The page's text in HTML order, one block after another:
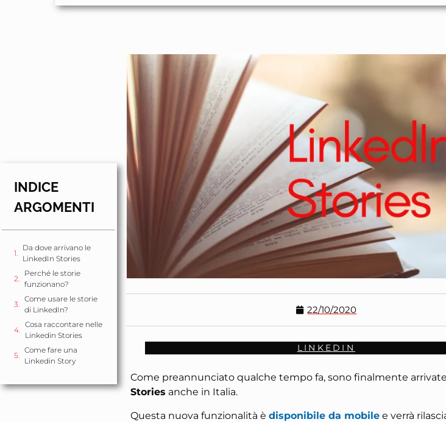
INDICE
ARGOMENTI
Da dove arrivano le
LinkedIn Stories
Perché le storie
funzionano?
Come usare le storie
di LinkedIn?
Cosa raccontare nelle
Linkedin Stories
Come fare una
Linkedin Story
22/10/2020
LINKEDIN
Come preannunciato qualche tempo fa, sono finalmente
Stories anche in Italia.
Questa nuova funzionalità è disponibile da mobile e verrà